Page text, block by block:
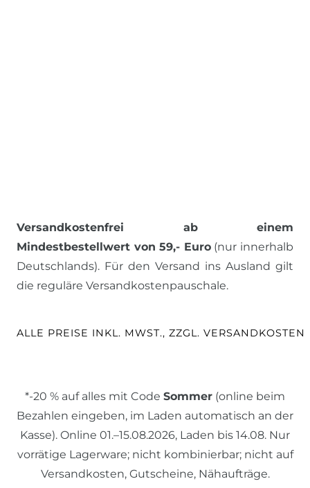
Versandkostenfrei ab einem
Mindestbestellwert von 59,- Euro(nur innerhalb
Deutschlands). Für den Versand ins Ausland gilt
die reguläre Versandkostenpauschale.
ALLE PREISE INKL. MWST., ZZGL. VERSANDKOSTEN
*-20 % auf alles mit Code Sommer (online beim
Bezahlen eingeben, im Laden automatisch an der
Kasse). Online 01.–15.08.2026, Laden bis 14.08. Nur
vorrätige Lagerware; nicht kombinierbar; nicht auf
Versandkosten, Gutscheine, Nähaufträge.